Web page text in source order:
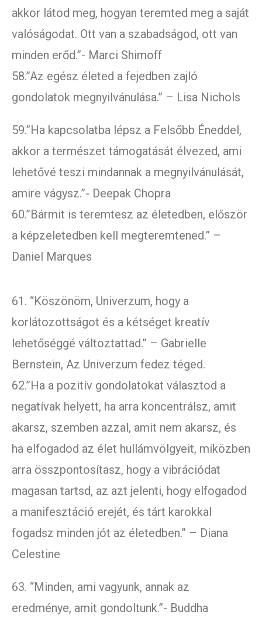
akkor látod meg, hogyan teremted meg a saját
valóságodat. Ott van a szabadságod, ott van
minden erőd.”- Marci Shimoff
58.”Az egész életed a fejedben zajló
gondolatok megnyilvánulása.” – Lisa Nichols
59.”Ha kapcsolatba lépsz a Felsőbb Éneddel,
akkor a természet támogatását élvezed, ami
lehetővé teszi mindannak a megnyilvánulását,
amire vágysz.”- Deepak Chopra
60.”Bármit is teremtesz az életedben, először
a képzeletedben kell megteremtened.” –
Daniel Marques
61. “Köszönöm, Univerzum, hogy a
korlátozottságot és a kétséget kreatív
lehetőséggé változtattad.” – Gabrielle
Bernstein, Az Univerzum fedez téged.
62.”Ha a pozitív gondolatokat választod a
negatívak helyett, ha arra koncentrálsz, amit
akarsz, szemben azzal, amit nem akarsz, és
ha elfogadod az élet hullámvölgyeit, miközben
arra összpontosítasz, hogy a vibrációdat
magasan tartsd, az azt jelenti, hogy elfogadod
a manifesztáció erejét, és tárt karokkal
fogadsz minden jót az életedben.” – Diana
Celestine
63. “Minden, ami vagyunk, annak az
eredménye, amit gondoltunk.”- Buddha